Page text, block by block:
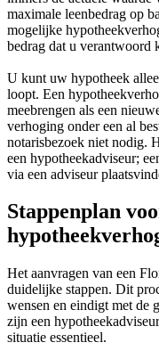
maximale leenbedrag op
mogelijke
bedrag dat u verantwoord
U kunt uw hypotheek
loopt. Een
meebrengen als een
verhoging onder een al
notarisbezoek niet nodig.
een hypotheekadviseur;
via een adviseur
Stappenplan
Het aanvragen van een
duidelijke stappen. Dit
wensen en eindigt met de
zijn een
situatie essentieel.